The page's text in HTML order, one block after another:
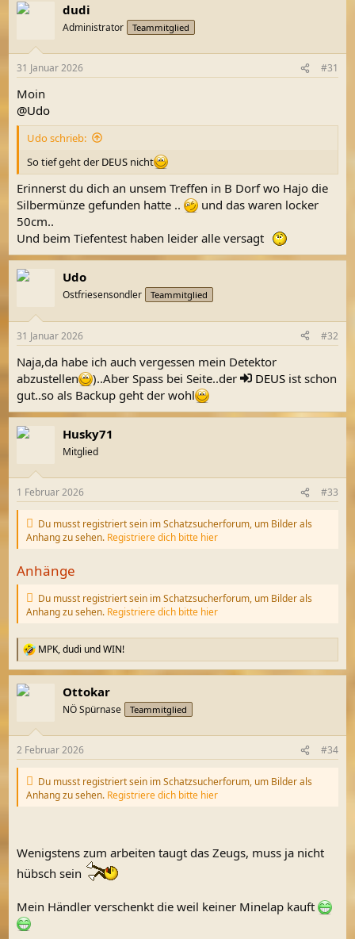
dudi
Administrator Teammitglied
31 Januar 2026 #31
Moin
@Udo
Udo schrieb:
So tief geht der DEUS nicht
Erinnerst du dich an unsem Treffen in B Dorf wo Hajo die
Silbermünze gefunden hatte ..
und das waren locker
50cm..
Und beim Tiefentest haben leider alle versagt
Udo
Ostfriesensondler Teammitglied
31 Januar 2026 #32
Naja,da habe ich auch vergessen mein Detektor
abzustellen
)..Aber Spass bei Seite..der DEUS ist schon
gut..so als Backup geht der wohl
Husky71
Mitglied
1 Februar 2026 #33
Du musst registriert sein im Schatzsucherforum, um Bilder als
Anhang zu sehen. Registriere dich bitte hier
Anhänge
Du musst registriert sein im Schatzsucherforum, um Bilder als
Anhang zu sehen. Registriere dich bitte hier
R
e
a
k
e
MPK,dudi undWIN!
Ottokar
NÖ Spürnase Teammitglied
2 Februar 2026 #34
Du musst registriert sein im Schatzsucherforum, um Bilder als
Anhang zu sehen. Registriere dich bitte hier
Wenigstens zum arbeiten taugt das Zeugs, muss ja nicht
hübsch sein
Mein Händler verschenkt die weil keiner Minelap kauft